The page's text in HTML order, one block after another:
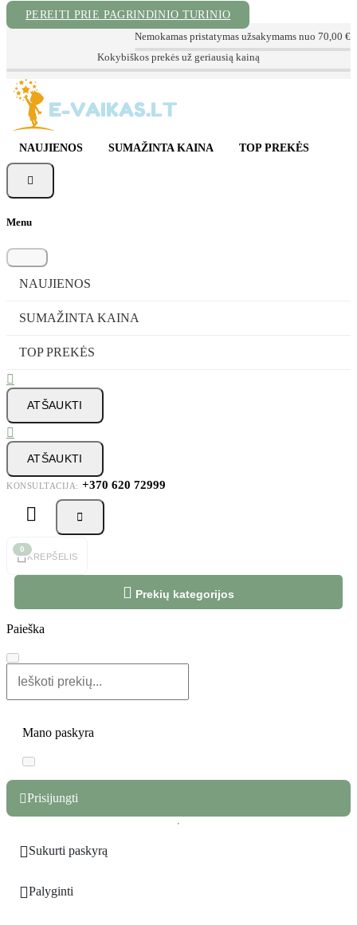
PEREITI PRIE PAGRINDINIO TURINIO
Nemokamas pristatymas užsakymams nuo 70,00 €
📞 Konsultacija tel. +370 620 72999✉ info@e-vaikas.lt📦 Sekite Užsakymą
NAUJIENOS SUMAŽINTA KAINA TOP PREKĖS

Menu
NAUJIENOS
SUMAŽINTA KAINA
TOP PREKĖS

ATŠAUKTI

ATŠAUKTI
KONSULTACIJA: +370 620 72999
 

0
KREPŠELIS
 Prekių kategorijos
Paieška
Mano paskyra
Prisijungti
Sukurti paskyrą
Palyginti